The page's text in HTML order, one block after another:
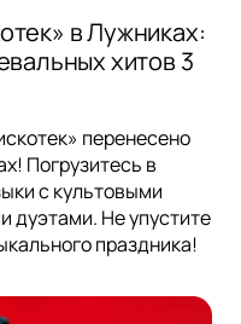
в Лужниках:
хитов 3
перенесено
Погрузитесь в
с культовыми
дуэтами. Не упустите
праздника!